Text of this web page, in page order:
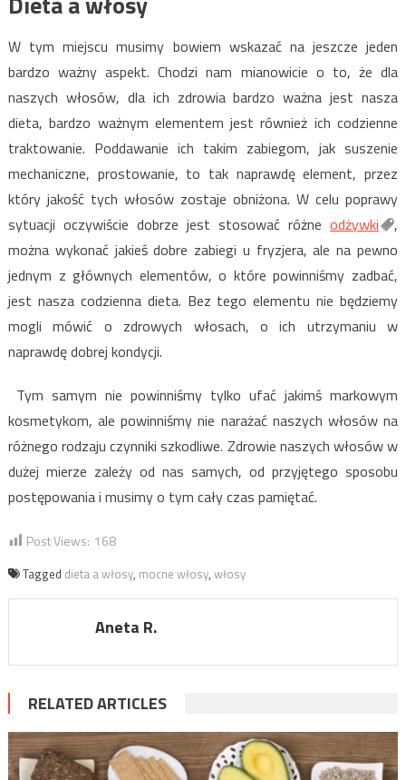
W tym miejscu musimy bowiem wskazać na jeszcze jeden
bardzo ważny aspekt. Chodzi nam mianowicie o to, że dla
naszych włosów, dla ich zdrowia bardzo ważna jest nasza
dieta, bardzo ważnym elementem jest również ich codzienne
traktowanie. Poddawanie ich takim zabiegom, jak suszenie
mechaniczne, prostowanie, to tak naprawdę element, przez
który jakość tych włosów zostaje obniżona. W celu poprawy
sytuacji oczywiście dobrze jest stosować różneodżywki
,
można wykonać jakieś dobre zabiegi u fryzjera, ale na pewno
jednym z głównych elementów, o które powinniśmy zadbać,
jest nasza codzienna dieta. Bez tego elementu nie będziemy
mogli mówić o zdrowych włosach, o ich utrzymaniu w
naprawdę dobrej kondycji.
Tym samym nie powinniśmy tylko ufać jakimś markowym
kosmetykom, ale powinniśmy nie narażać naszych włosów na
różnego rodzaju czynniki szkodliwe. Zdrowie naszych włosów w
dużej mierze zależy od nas samych, od przyjętego sposobu
postępowania i musimy o tym cały czas pamiętać.
Post Views: 168
Tagged dieta a włosy, mocne włosy, włosy
Aneta R.
RELATED ARTICLES